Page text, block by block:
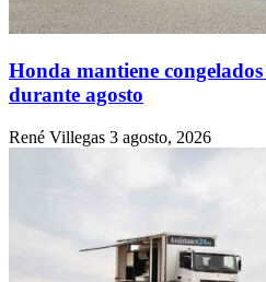
Honda mantiene
durante agosto
René Villegas 3 agosto, 2026